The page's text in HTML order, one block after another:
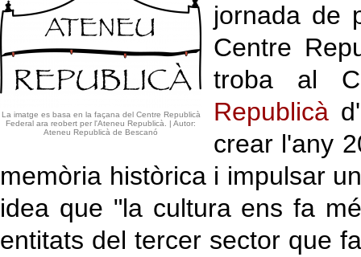
La imatge es basa en la façana del Centre Republicà
Federal ara reobert per l'Ateneu Republicà. | Autor:
Ateneu Republicà de Bescanó
jornada de
Centre
troba al
Republicà
crear l'any
memòria històrica i impulsar
idea que "la cultura ens fa
entitats del tercer sector que